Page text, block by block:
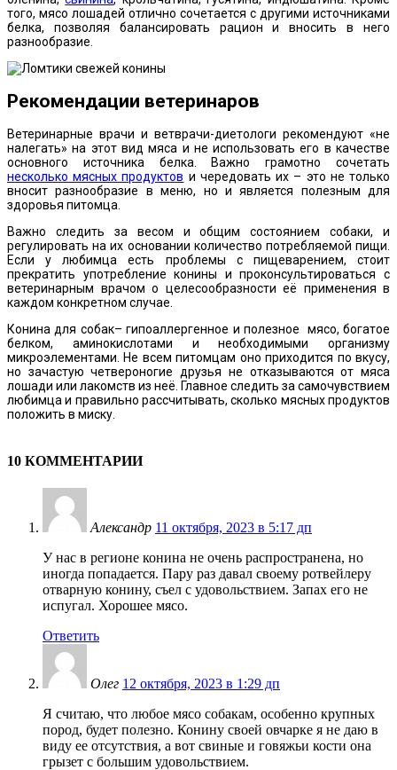
того, мясо лошадей отлично сочетается с другими источниками
белка, позволяя балансировать рацион и вносить в него
разнообразие.
Рекомендации ветеринаров
Ветеринарные врачи и ветврачи-диетологи рекомендуют «не
налегать» на этот вид мяса и не использовать его в качестве
основного источника белка. Важно грамотно сочетать
несколько мясных продуктов и чередовать их – это не только
вносит разнообразие в меню, но и является полезным для
здоровья питомца.
Важно следить за весом и общим состоянием собаки, и
регулировать на их основании количество потребляемой пищи.
Если у любимца есть проблемы с пищеварением, стоит
прекратить употребление конины и проконсультироваться с
ветеринарным врачом о целесообразности её применения в
каждом конкретном случае.
Конина для собак– гипоаллергенное и полезное мясо, богатое
белком, аминокислотами и необходимыми организму
микроэлементами. Не всем питомцам оно приходится по вкусу,
но зачастую четвероногие друзья не отказываются от мяса
лошади или лакомств из неё. Главное следить за самочувствием
любимца и правильно рассчитывать, сколько мясных продуктов
положить в миску.
10 КОММЕНТАРИИ
Александр 11 октября, 2023 в 5:17 дп
У нас в регионе конина не очень распространена, но
иногда попадается. Пару раз давал своему ротвейлеру
отварную конину, съел с удовольствием. Запах его не
испугал. Хорошее мясо.
Ответить
Олег 12 октября, 2023 в 1:29 дп
Я считаю, что любое мясо собакам, особенно крупных
пород, будет полезно. Конину своей овчарке я не даю в
виду ее отсутствия, а вот свиные и говяжьи кости она
грызет с большим удовольствием.